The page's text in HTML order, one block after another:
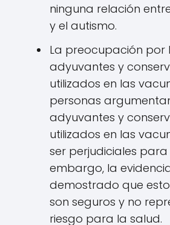
ninguna relación
y el autismo.
La preocupación por
adyuvantes y
utilizados en las
personas
adyuvantes y
utilizados en las
ser perjudiciales para
embargo, la
demostrado que
son seguros y no
riesgo para la salud.